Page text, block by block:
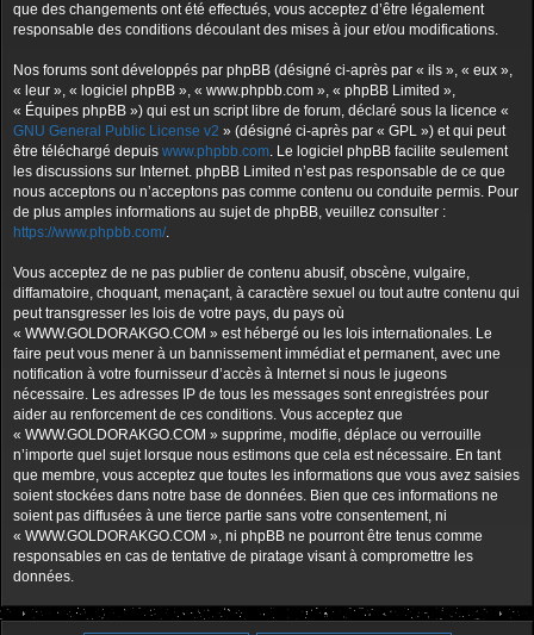
que des changements ont été effectués, vous acceptez d’être légalement
responsable des conditions découlant des mises à jour et/ou modifications.
Nos forums sont développés par phpBB (désigné ci-après par « ils », « eux »,
« leur », « logiciel phpBB », « www.phpbb.com », « phpBB Limited »,
« Équipes phpBB ») qui est un script libre de forum, déclaré sous la licence «
GNU General Public License v2 » (désigné ci-après par « GPL ») et qui peut
être téléchargé depuis www.phpbb.com. Le logiciel phpBB facilite seulement
les discussions sur Internet. phpBB Limited n’est pas responsable de ce que
nous acceptons ou n’acceptons pas comme contenu ou conduite permis. Pour
de plus amples informations au sujet de phpBB, veuillez consulter :
https://www.phpbb.com/.
Vous acceptez de ne pas publier de contenu abusif, obscène, vulgaire,
diffamatoire, choquant, menaçant, à caractère sexuel ou tout autre contenu qui
peut transgresser les lois de votre pays, du pays où
« WWW.GOLDORAKGO.COM » est hébergé ou les lois internationales. Le
faire peut vous mener à un bannissement immédiat et permanent, avec une
notification à votre fournisseur d’accès à Internet si nous le jugeons
nécessaire. Les adresses IP de tous les messages sont enregistrées pour
aider au renforcement de ces conditions. Vous acceptez que
« WWW.GOLDORAKGO.COM » supprime, modifie, déplace ou verrouille
n’importe quel sujet lorsque nous estimons que cela est nécessaire. En tant
que membre, vous acceptez que toutes les informations que vous avez saisies
soient stockées dans notre base de données. Bien que ces informations ne
soient pas diffusées à une tierce partie sans votre consentement, ni
« WWW.GOLDORAKGO.COM », ni phpBB ne pourront être tenus comme
responsables en cas de tentative de piratage visant à compromettre les
données.